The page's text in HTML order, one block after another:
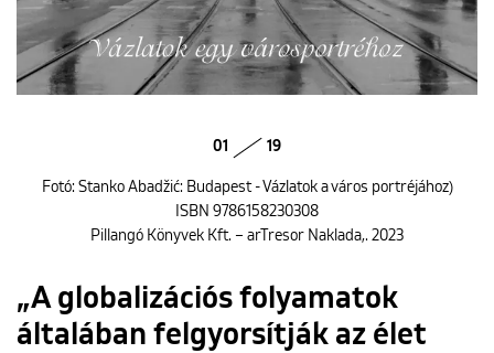
01 19
Fotó: Stanko Abadžić: Budapest - Vázlatok a város portréjához)
ISBN 9786158230308
Pillangó Könyvek Kft. – arTresor Naklada,. 2023
„A globalizációs folyamatok
általában felgyorsítják az élet